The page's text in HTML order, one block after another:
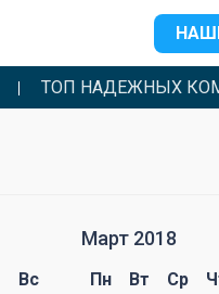
ТОП НАДЕЖНЫХ
Вс
Март 2018
Пн Вт Ср